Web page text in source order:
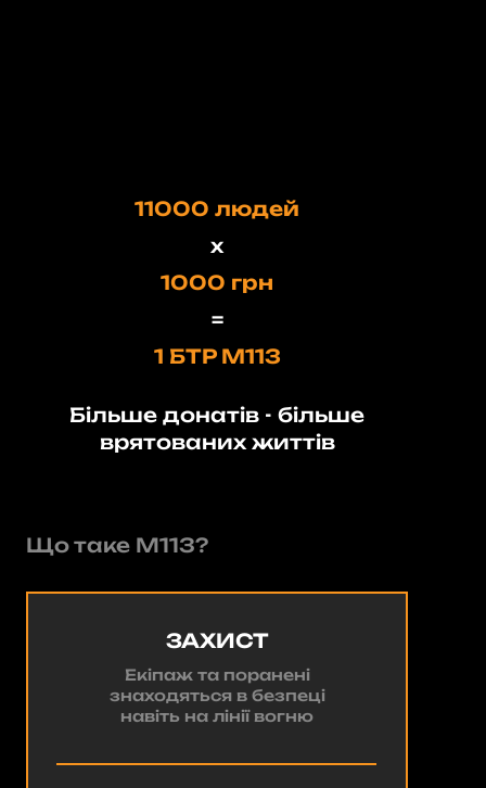
Екіпаж та поранені
знаходяться в безпеці
навіть на лінії вогню
Більше донатів - більше
врятованих життів
=
х
1000 грн
11000 людей
1 БТР М113
Що таке М113?
ЗАХИСТ